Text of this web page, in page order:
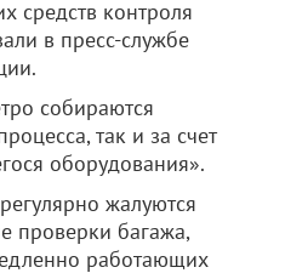
средств контроля
в пресс-службе
собираются
так и за счет
оборудования».
жалуются
проверки багажа,
работающих